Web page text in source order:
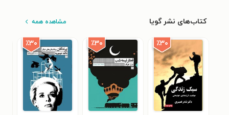
کتاب‌های نشر گویا مشاهده همه
٪۳۰ ٪۳۰ ٪۳۰